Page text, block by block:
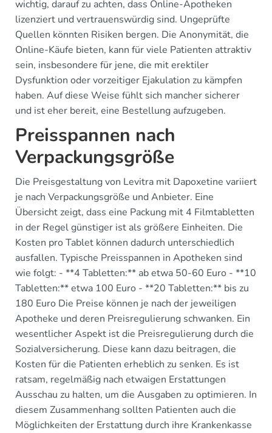
wichtig, darauf zu achten, dass Online-Apotheken
lizenziert und vertrauenswürdig sind. Ungeprüfte
Quellen könnten Risiken bergen. Die Anonymität, die
Online-Käufe bieten, kann für viele Patienten attraktiv
sein, insbesondere für jene, die mit erektiler
Dysfunktion oder vorzeitiger Ejakulation zu kämpfen
haben. Auf diese Weise fühlt sich mancher sicherer
und ist eher bereit, eine Bestellung aufzugeben.
Preisspannen nach
Verpackungsgröße
Die Preisgestaltung von Levitra mit Dapoxetine variiert
je nach Verpackungsgröße und Anbieter. Eine
Übersicht zeigt, dass eine Packung mit 4 Filmtabletten
in der Regel günstiger ist als größere Einheiten. Die
Kosten pro Tablet können dadurch unterschiedlich
ausfallen. Typische Preisspannen in Apotheken sind
wie folgt: - **4 Tabletten:** ab etwa 50-60 Euro - **10
Tabletten:** etwa 100 Euro - **20 Tabletten:** bis zu
180 Euro Die Preise können je nach der jeweiligen
Apotheke und deren Preisregulierung schwanken. Ein
wesentlicher Aspekt ist die Preisregulierung durch die
Sozialversicherung. Diese kann dazu beitragen, die
Kosten für die Patienten erheblich zu senken. Es ist
ratsam, regelmäßig nach etwaigen Erstattungen
Ausschau zu halten, um die Ausgaben zu optimieren. In
diesem Zusammenhang sollten Patienten auch die
Möglichkeiten der Erstattung durch ihre Krankenkasse